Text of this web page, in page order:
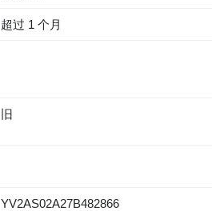
超过 1 个月
旧
YV2AS02A27B482866